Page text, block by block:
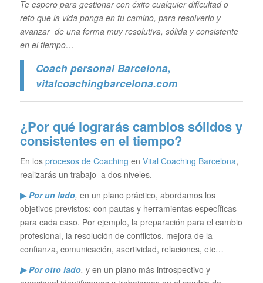
Te espero para gestionar con éxito cualquier dificultad o
reto que la vida ponga en tu camino, para resolverlo y
avanzar de una forma muy resolutiva, sólida y consistente
en el tiempo…
Coach personal Barcelona,
vitalcoachingbarcelona.com
¿Por qué lograrás cambios sólidos y
consistentes en el tiempo?
En los procesos de Coaching en Vital Coaching Barcelona,
realizarás un trabajo a dos niveles.
▶Por un lado, en un plano práctico, abordamos los
objetivos previstos; con pautas y herramientas específicas
para cada caso. Por ejemplo, la preparación para el cambio
profesional, la resolución de conflictos, mejora de la
confianza, comunicación, asertividad, relaciones, etc…
▶ Por otro lado, y en un plano más introspectivo y